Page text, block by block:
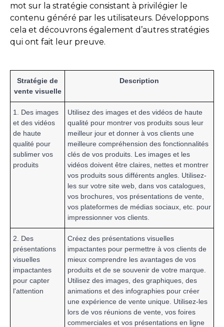
mot sur la stratégie consistant à privilégier le
contenu généré par les utilisateurs. Développons
cela et découvrons également d’autres stratégies
qui ont fait leur preuve.
Stratégie de
vente visuelle
Description
1. Des images
et des vidéos
de haute
qualité pour
sublimer vos
produits
Utilisez des images et des vidéos de haute
qualité pour montrer vos produits sous leur
meilleur jour et donner à vos clients une
meilleure compréhension des fonctionnalités
clés de vos produits. Les images et les
vidéos doivent être claires, nettes et montrer
vos produits sous différents angles. Utilisez-
les sur votre site web, dans vos catalogues,
vos brochures, vos présentations de vente,
vos plateformes de médias sociaux, etc. pour
impressionner vos clients.
2. Des
présentations
visuelles
impactantes
pour capter
l'attention
Créez des présentations visuelles
impactantes pour permettre à vos clients de
mieux comprendre les avantages de vos
produits et de se souvenir de votre marque.
Utilisez des images, des graphiques, des
animations et des infographies pour créer
une expérience de vente unique. Utilisez-les
lors de vos réunions de vente, vos foires
commerciales et vos présentations en ligne